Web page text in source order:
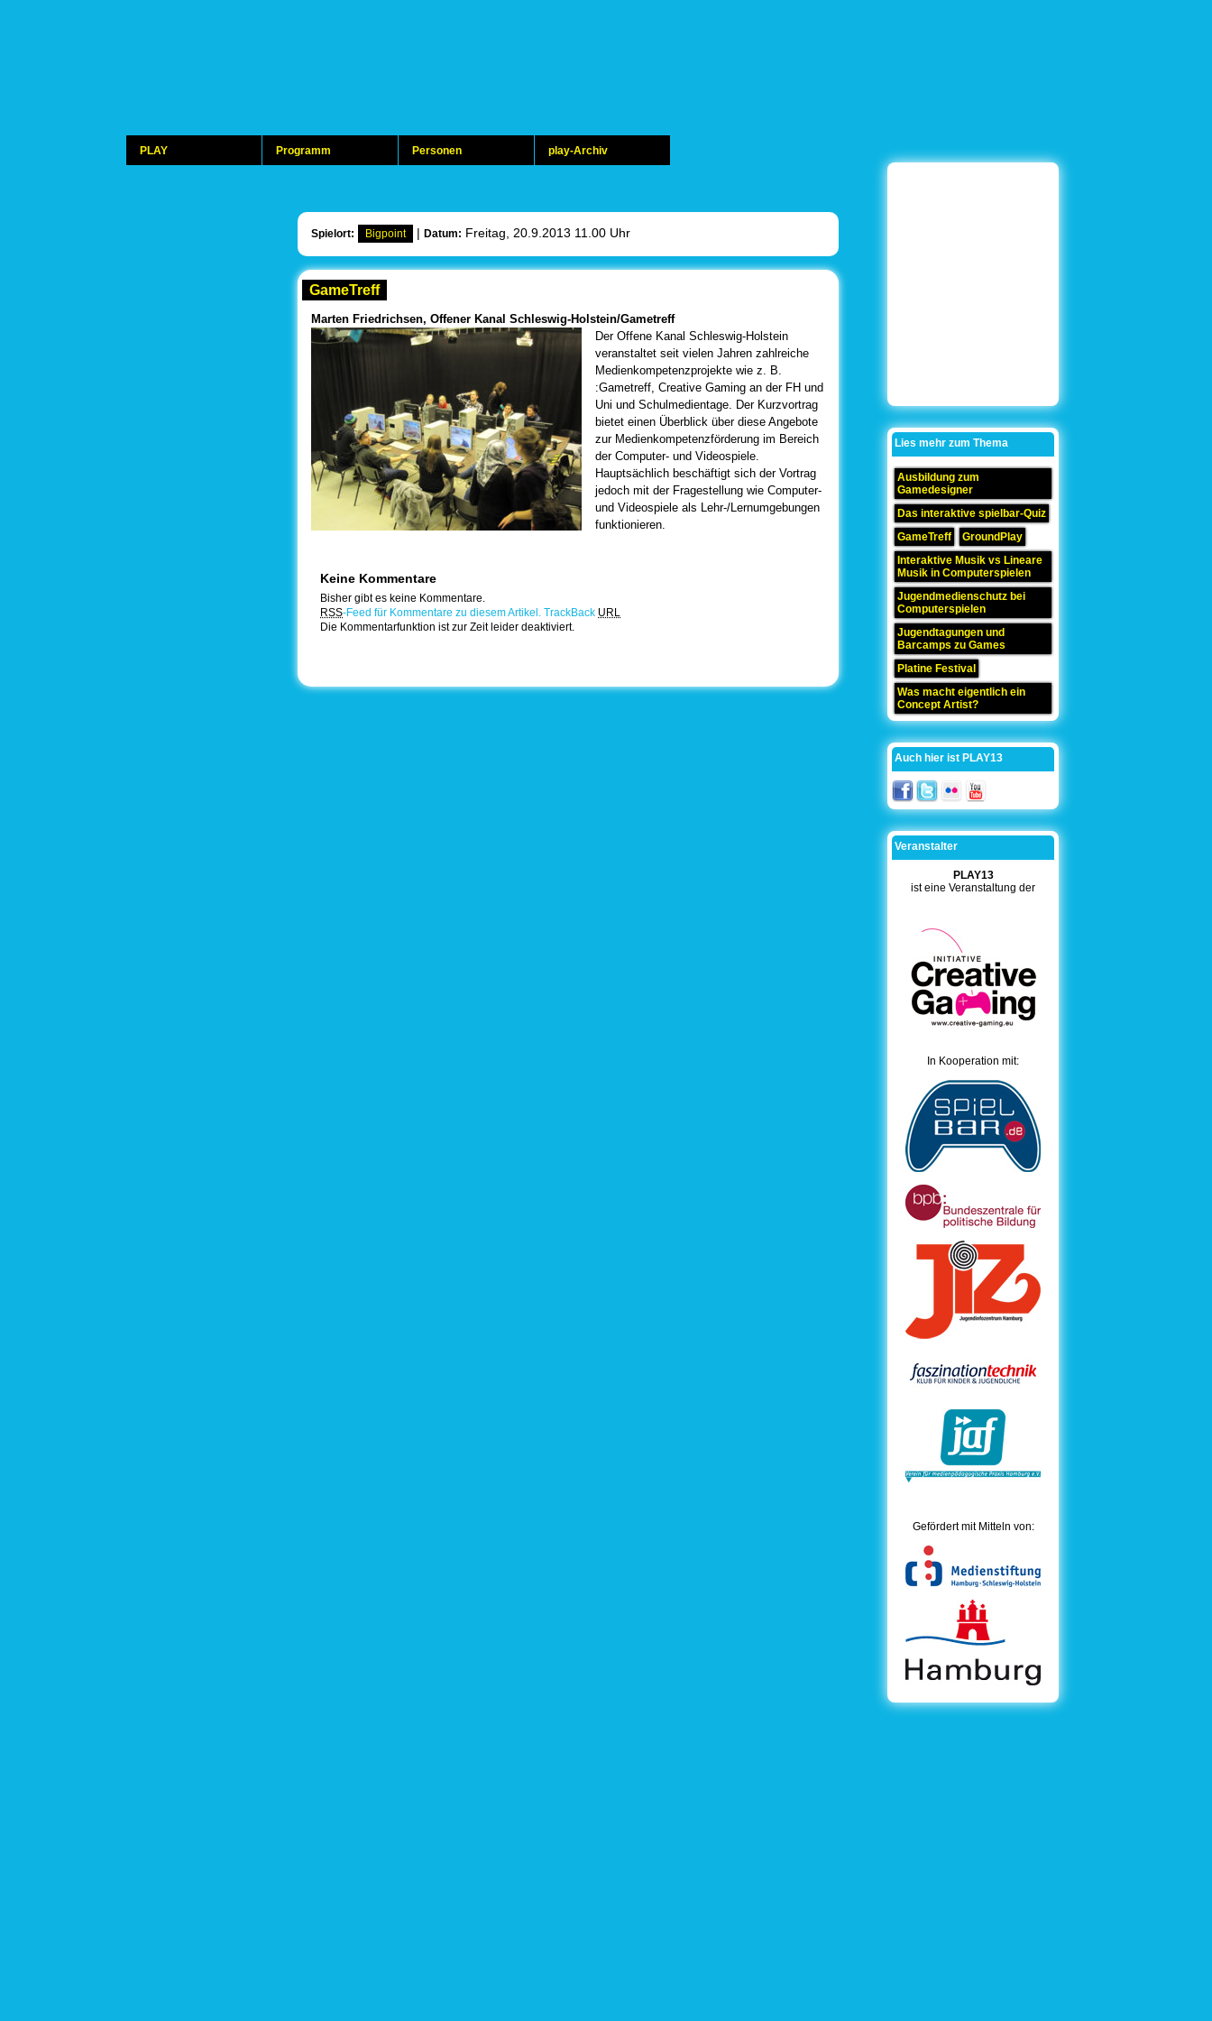
PLAY Programm Personen play-Archiv
Spielort: Bigpoint | Datum: Freitag, 20.9.2013 11.00 Uhr
GameTreff
Marten Friedrichsen, Offener Kanal Schleswig-Holstein/Gametreff
Der Offene Kanal Schleswig-Holstein
veranstaltet seit vielen Jahren zahlreiche
Medienkompetenzprojekte wie z. B.
:Gametreff, Creative Gaming an der FH und
Uni und Schulmedientage. Der Kurzvortrag
bietet einen Überblick über diese Angebote
zur Medienkompetenzförderung im Bereich
der Computer- und Videospiele.
Hauptsächlich beschäftigt sich der Vortrag
jedoch mit der Fragestellung wie Computer-
und Videospiele als Lehr-/Lernumgebungen
funktionieren.
Keine Kommentare
Bisher gibt es keine Kommentare.
RSS-Feed für Kommentare zu diesem Artikel. TrackBack URL
Die Kommentarfunktion ist zur Zeit leider deaktiviert.
Lies mehr zum Thema
Ausbildung zum
Gamedesigner
Das interaktive spielbar-Quiz
GameTreff
GroundPlay
Interaktive Musik vs Lineare
Musik in Computerspielen
Jugendmedienschutz bei
Computerspielen
Jugendtagungen und
Barcamps zu Games
Platine Festival
Was macht eigentlich ein
Concept Artist?
Auch hier ist PLAY13
Veranstalter
PLAY13
ist eine Veranstaltung der
In Kooperation mit:
Gefördert mit Mitteln von: